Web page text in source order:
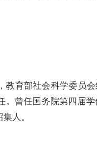
教育部社会科学委员
。曾任国务院第四届
人。